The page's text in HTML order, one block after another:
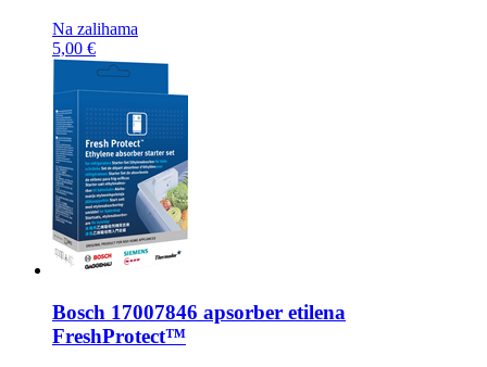
Na zalihama
5,00 €
Bosch 17007846 apsorber etilena
FreshProtect™